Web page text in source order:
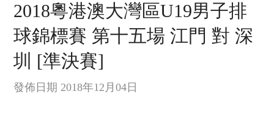
2018粵港澳大灣區U19男子排
球錦標賽 第十五場 江門 對 深
圳 [準決賽]
發佈日期 2018年12月04日